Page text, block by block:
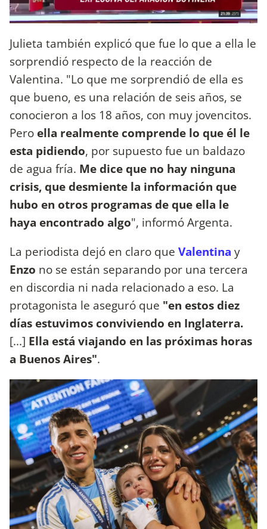
Julieta también explicó que fue lo que a ella le
sorprendió respecto de la reacción de
Valentina. "Lo que me sorprendió de ella es
que bueno, es una relación de seis años, se
conocieron a los 18 años, con muy jovencitos.
Pero ella realmente comprende lo que él le
esta pidiendo, por supuesto fue un baldazo
de agua fría. Me dice que no hay ninguna
crisis, que desmiente la información que
hubo en otros programas de que ella le
haya encontrado algo", informó Argenta.
La periodista dejó en claro que Valentina y
Enzo no se están separando por una tercera
en discordia ni nada relacionado a eso. La
protagonista le aseguró que "en estos diez
días estuvimos conviviendo en Inglaterra.
[...] Ella está viajando en las próximas horas
a Buenos Aires".